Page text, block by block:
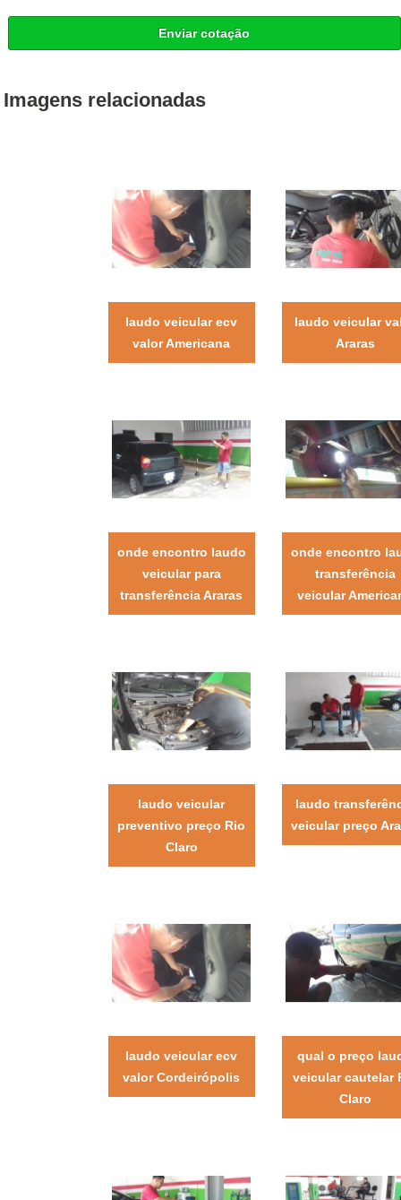
Enviar cotação
Imagens relacionadas
laudo veicular ecv
valor Americana
laudo veicular
Araras
onde encontro laudo
veicular para
transferência Araras
onde encontro
transferência
veicular
laudo veicular
preventivo preço Rio
Claro
laudo
veicular preço
laudo veicular ecv
valor Cordeirópolis
qual o preço
veicular cautelar
Claro